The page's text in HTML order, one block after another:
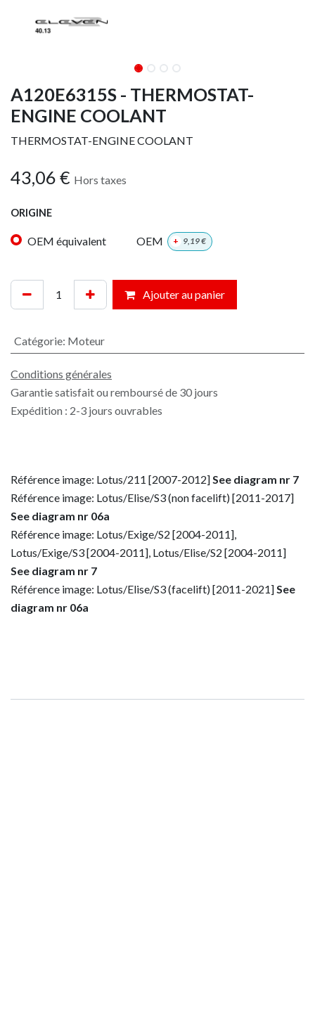
A120E6315S - THERMOSTAT-
ENGINE COOLANT
THERMOSTAT-ENGINE COOLANT
43,06 € Hors taxes
ORIGINE
OEM équivalent OEM + 9,19€
Ajouter au panier
Catégorie: Moteur
Conditions générales
Garantie satisfait ou remboursé de 30 jours
Expédition : 2-3 jours ouvrables
Référence image: Lotus/211 [2007-2012] See diagram nr 7
Référence image: Lotus/Elise/S3 (non facelift) [2011-2017]
See diagram nr 06a
Référence image: Lotus/Exige/S2 [2004-2011],
Lotus/Exige/S3 [2004-2011], Lotus/Elise/S2 [2004-2011]
See diagram nr 7
Référence image: Lotus/Elise/S3 (facelift) [2011-2021] See
diagram nr 06a